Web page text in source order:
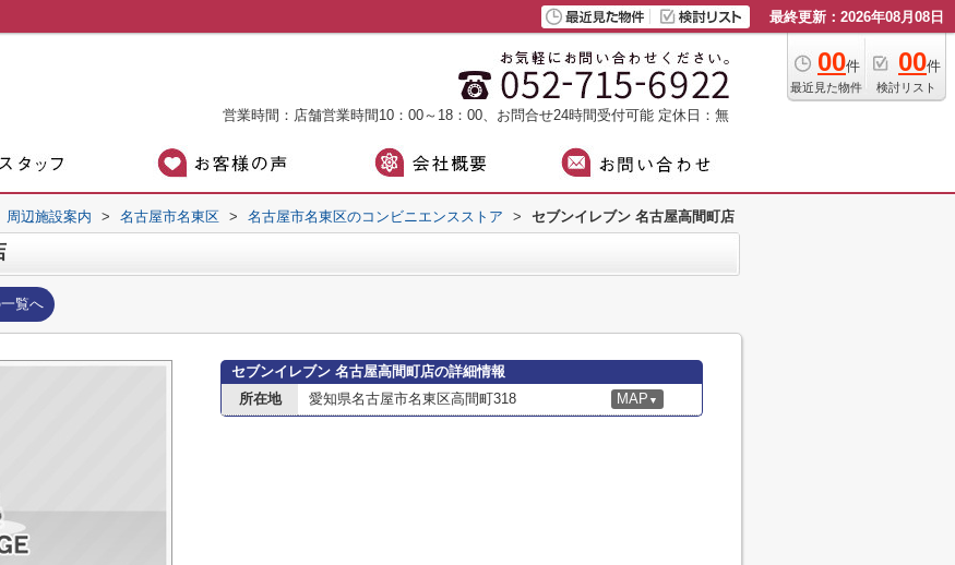
最終更新：2026年08月08日
00件
最近見た物件
00件
検討リスト
営業時間：店舗営業時間10：00～18：00、お問合せ24時間受付可能 定休日：無
周辺施設案内 > 名古屋市名東区 > 名古屋市名東区のコンビニエンスストア > セブンイレブン 名古屋高間町店
覧へ
セブンイレブン 名古屋高間町店の詳細情報
所在地
愛知県名古屋市名東区高間町318 MAP ▼